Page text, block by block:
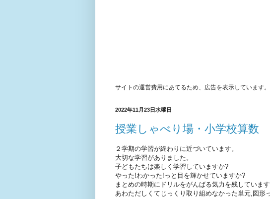
サイトの運営費用にあてるため、広告を表示しています
2022年11月23日水曜日
授業しゃべり場・小学校算数
２学期の学習が終わりに近づいています。
大切な学習がありました。
子どもたちは楽しく学習していますか?
やった!わかった!っと目を輝かせていますか?
まとめの時期にドリルをがんばる気力を残していま
あわただしくてじっくり取り組めなかった単元,図形